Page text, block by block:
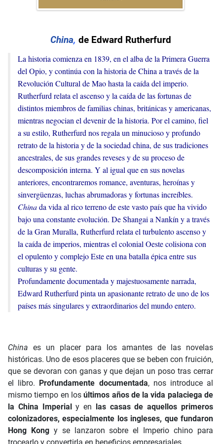
China, de Edward Rutherfurd
La historia comienza en 1839, en el alba de la Primera Guerra
del Opio, y continúa con la historia de China a través de la
Revolución Cultural de Mao hasta la caída del imperio.
Rutherfurd relata el ascenso y la caída de las fortunas de
distintos miembros de familias chinas, británicas y americanas,
mientras negocian el devenir de la historia. Por el camino, fiel
a su estilo, Rutherfurd nos regala un minucioso y profundo
retrato de la historia y de la sociedad china, de sus tradiciones
ancestrales, de sus grandes reveses y de su proceso de
descomposición interna. Y al igual que en sus novelas
anteriores, encontraremos romance, aventuras, heroínas y
sinvergüenzas, luchas abrumadoras y fortunas increíbles.
Chinada vida al rico terreno de este vasto país que ha vivido
bajo una constante evolución. De Shangai a Nankín y a través
de la Gran Muralla, Rutherfurd relata el turbulento ascenso y
la caída de imperios, mientras el colonial Oeste colisiona con
el opulento y complejo Este en una batalla épica entre sus
culturas y su gente.
Profundamente documentada y majestuosamente narrada,
Edward Rutherfurd pinta un apasionante retrato de uno de los
países más singulares y extraordinarios del mundo entero.
China es un placer para los amantes de las novelas
históricas. Uno de esos placeres que se beben con fruición,
que se devoran con ganas y que dejan un poso tras cerrar
el libro. Profundamente documentada, nos introduce al
mismo tiempo en losúltimos años de la vida palaciega de
la China Imperialy en las casas de aquellos primeros
colonizadores, especialmente los ingleses, que fundaron
Hong Kongy se lanzaron sobre el Imperio chino para